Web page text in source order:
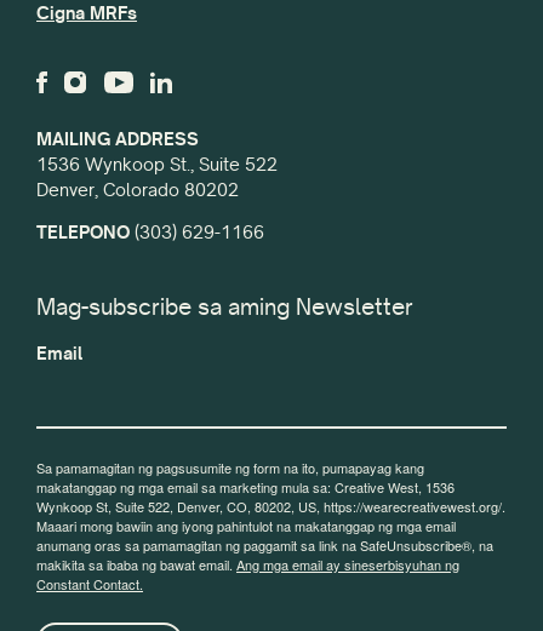
MAILING ADDRESS
1536 Wynkoop St., Suite 522
Denver, Colorado 80202
TELEPONO (303) 629-1166
Cigna MRFs
Mag-subscribe sa aming Newsletter
Email
Sa pamamagitan ng pagsusumite ng form na ito, pumapayag kang
makatanggap ng mga email sa marketing mula sa: Creative West, 1536
Wynkoop St, Suite 522, Denver, CO, 80202, US, https://wearecreativewest.org/.
Maaari mong bawiin ang iyong pahintulot na makatanggap ng mga email
anumang oras sa pamamagitan ng paggamit sa link na SafeUnsubscribe®, na
makikita sa ibaba ng bawat email. Ang mga email ay sineserbisyuhan ng
Constant Contact.